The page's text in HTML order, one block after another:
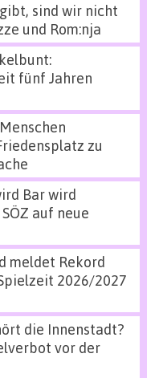
sind wir nicht
und Rom:nja
fünf Jahren
zu
Bar wird
auf neue
meldet Rekord
2026/2027
die Innenstadt?
vor der